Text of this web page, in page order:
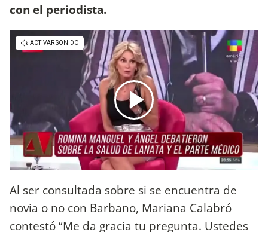
con el periodista.
Al ser consultada sobre si se encuentra de
novia o no con Barbano, Mariana Calabró
contestó “Me da gracia tu pregunta. Ustedes